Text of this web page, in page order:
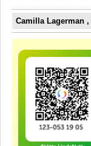
Camilla Lagerman ,